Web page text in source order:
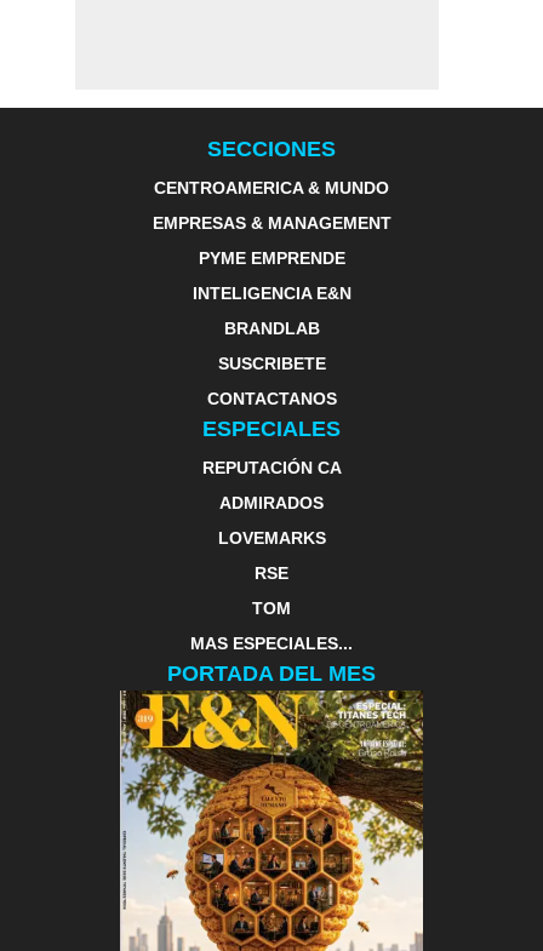
SECCIONES
CENTROAMERICA & MUNDO
EMPRESAS & MANAGEMENT
PYME EMPRENDE
INTELIGENCIA E&N
BRANDLAB
SUSCRIBETE
CONTACTANOS
ESPECIALES
REPUTACIÓN CA
ADMIRADOS
LOVEMARKS
RSE
TOM
MAS ESPECIALES...
PORTADA DEL MES